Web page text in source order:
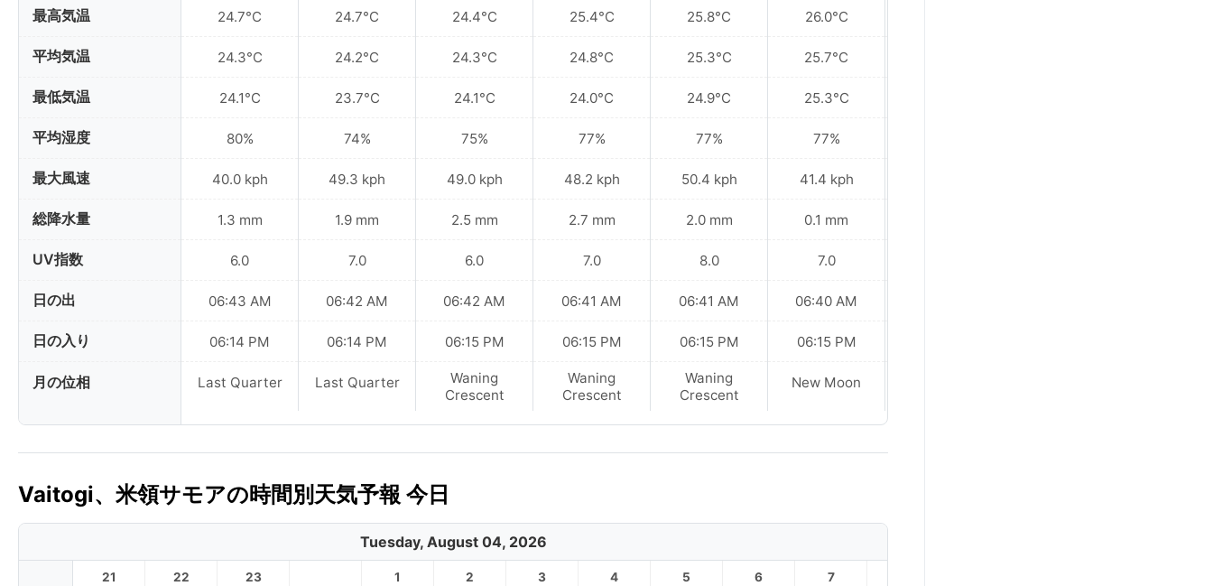
最高気温
平均気温
最低気温
平均湿度
最大風速
総降水量
UV指数
日の出
日の入り
月の位相
24.7°C
24.3°C
24.1°C
80%
40.0 kph
1.3 mm
6.0
06:43 AM
06:14 PM
Last Quarter
24.7°C
24.2°C
23.7°C
74%
49.3 kph
1.9 mm
7.0
06:42 AM
06:14 PM
Last Quarter
24.4°C
24.3°C
24.1°C
75%
49.0 kph
2.5 mm
6.0
06:42 AM
06:15 PM
Waning
Crescent
25.4°C
24.8°C
24.0°C
77%
48.2 kph
2.7 mm
7.0
06:41 AM
06:15 PM
Waning
Crescent
25.8°C
25.3°C
24.9°C
77%
50.4 kph
2.0 mm
8.0
06:41 AM
06:15 PM
Waning
Crescent
26.0°C
25.7°C
25.3°C
77%
41.4 kph
0.1 mm
7.0
06:40 AM
06:15 PM
New Moon
Vaitogi、米領サモアの時間別天気予報 今日
Tuesday, August 04, 2026
21 22 23 1 2 3 4 5 6 7